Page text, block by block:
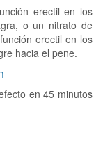
erectil en los
o un nitrato de
erectil en los
hacia el pene.
en 45 minutos